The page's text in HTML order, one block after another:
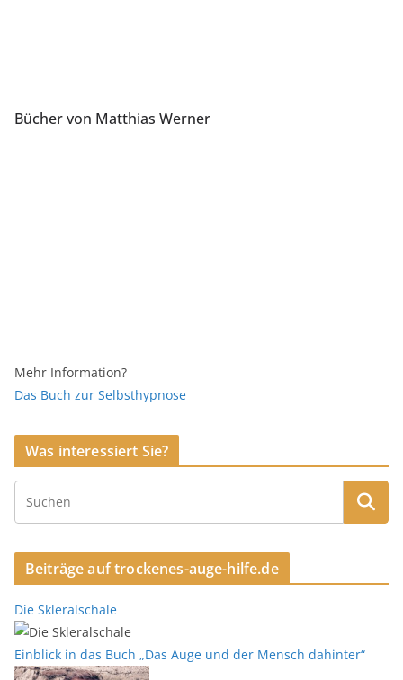
Bücher von Matthias Werner
Mehr Information?
Das Buch zur Selbsthypnose
Was interessiert Sie?
Beiträge auf trockenes-auge-hilfe.de
Die Skleralschale
Einblick in das Buch „Das Auge und der Mensch dahinter“